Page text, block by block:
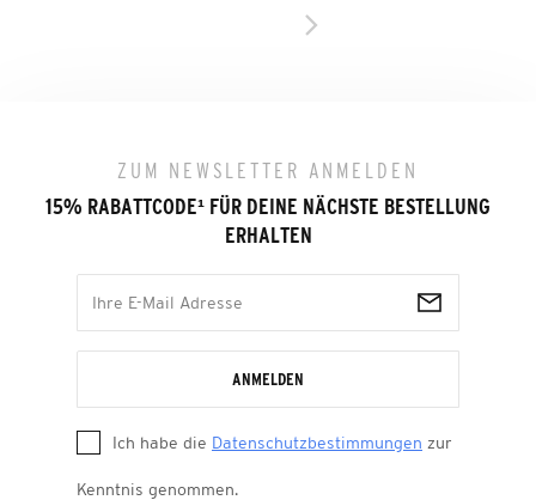
ZUM NEWSLETTER ANMELDEN
15% RABATTCODE¹ FÜR DEINE NÄCHSTE BESTELLUNG
ERHALTEN
ANMELDEN
Ich habe die Datenschutzbestimmungen zur
Kenntnis genommen.